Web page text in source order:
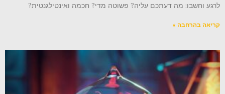
לרגע וחשבו: מה דעתכם עליה? פשוטה מדי? חכמה ואינטילגנטית?
קריאה בהרחבה »